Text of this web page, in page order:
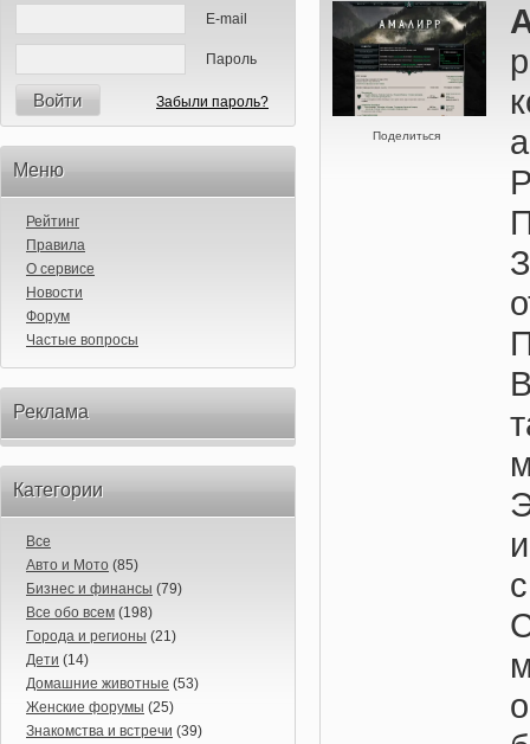
E-mail
Пароль
Войти Забыли пароль?
Меню
Рейтинг
Правила
О сервисе
Новости
Форум
Частые вопросы
Реклама
Категории
Все
Авто и Мото (85)
Бизнес и финансы (79)
Все обо всем (198)
Города и регионы (21)
Дети (14)
Домашние животные (53)
Женские форумы (25)
Знакомства и встречи (39)
Поделиться